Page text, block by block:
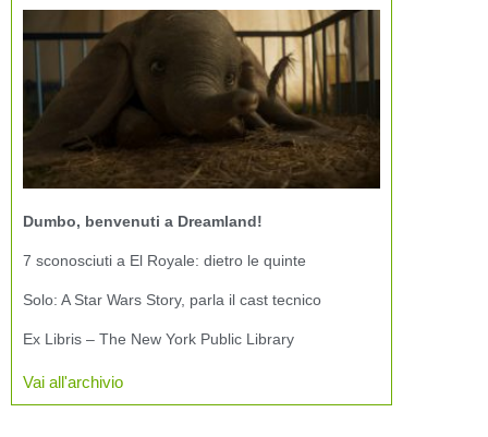
Dumbo, benvenuti a Dreamland!
7 sconosciuti a El Royale: dietro le quinte
Solo: A Star Wars Story, parla il cast tecnico
Ex Libris – The New York Public Library
Vai all'archivio